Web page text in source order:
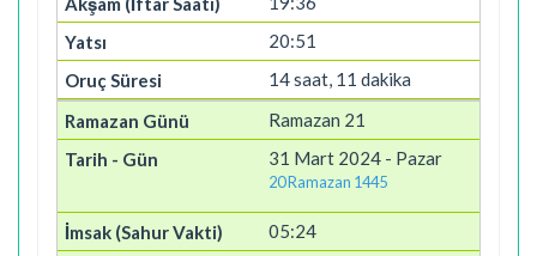
20:51
14 saat, 11 dakika
Ramazan 21
31 Mart 2024 - Pazar
20 Ramazan 1445
05:24